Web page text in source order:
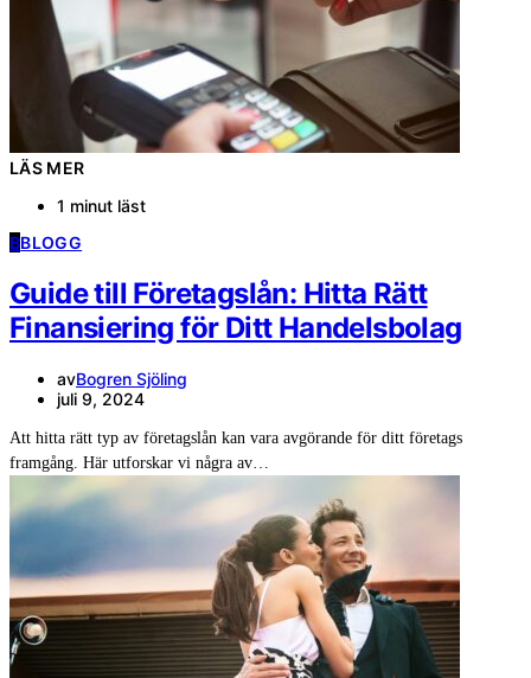
LÄS MER
1 minut läst
BBLOGG
Guide till Företagslån: Hitta Rätt
Finansiering för Ditt Handelsbolag
avBogren Sjöling
juli 9, 2024
Att hitta rätt typ av företagslån kan vara avgörande för ditt företags
framgång. Här utforskar vi några av…